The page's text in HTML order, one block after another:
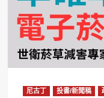
尼古丁 投書/新聞稿